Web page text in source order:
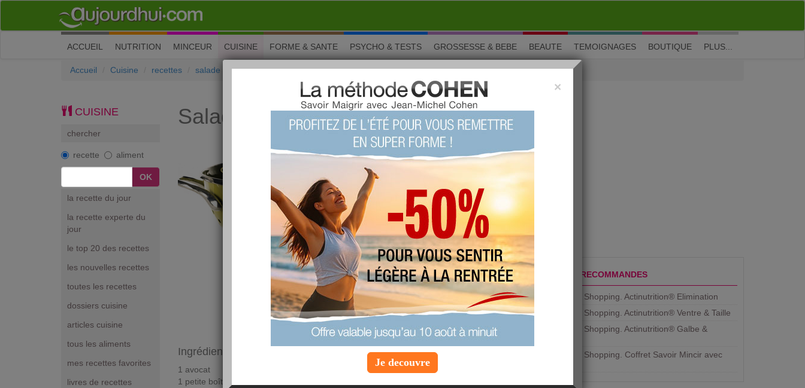
M'inscrire| Me connecter| ? Visite guidée
ACCUEIL (current)
NUTRITION MINCEUR CUISINE FORME & SANTE PSYCHO & TESTS GROSSESSE & BEBE BEAUTE TEMOIGNAGES BOUTIQUE PLUS...
Accueil Cuisine recettes salade Salade exotique
CUISINE
chercher
recette aliment
la recette du jour
la recette experte du
jour
le top 20 des recettes
les nouvelles recettes
toutes les recettes
dossiers cuisine
articles cuisine
tous les aliments
mes recettes favorites
livres de recettes
Salade exotique
La salade exotique est un plat idéal pour
accompagner votre régime ou donner un air de fête
à votre repas. Simple et rapide, telle est la recette
de la salade exotique.
Vous aimez ? Alors notez !
(vue : 39056 fois)
proposée pareugeniebournac
type :salade
imprimer la fiche recette
ajouter à mes favoris
proposer une recette
Ingrédients pour 2 personnes
1 avocat
1 petite boîte d'ananas
PRODUITS RECOMMANDES
Aujourdhui Shopping. Actinutrition® Elimination
Aujourdhui Shopping. Actinutrition® Ventre & Taille
Aujourdhui Shopping. Actinutrition® Galbe &
Aujourdhui Shopping. ​Coffret Savoir Mincir avec
×
Je decouvre